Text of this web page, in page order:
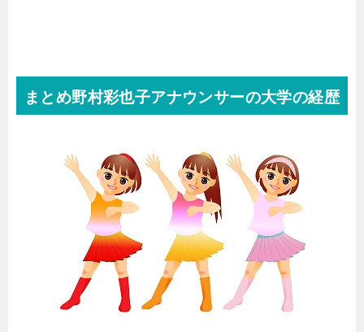
まとめ野村彩也子アナウンサーの大学の経歴